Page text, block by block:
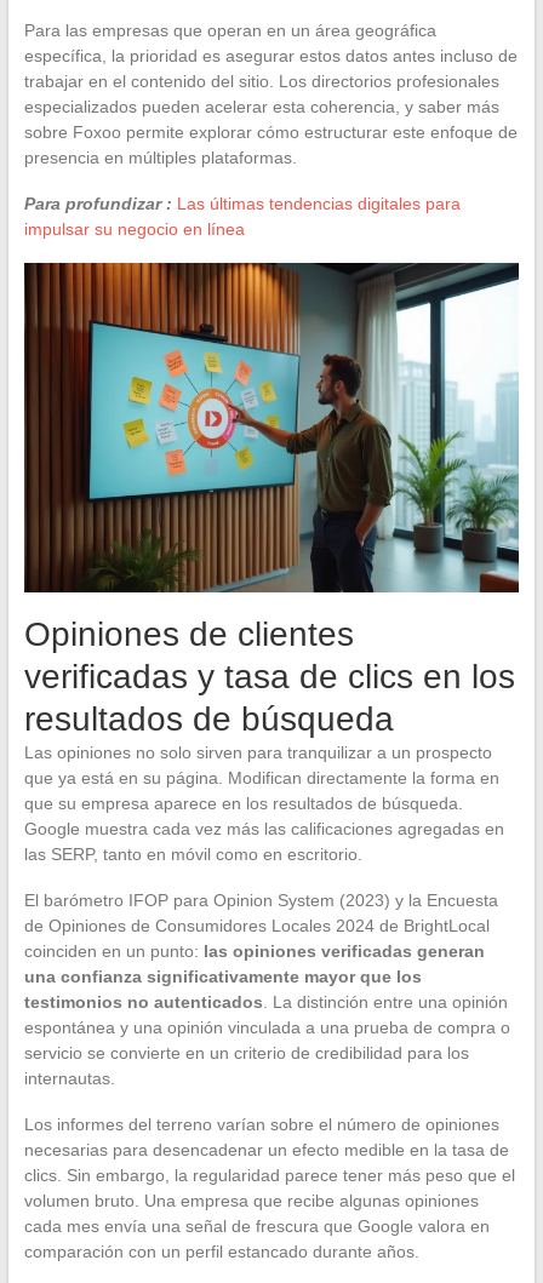
Para las empresas que operan en un área geográfica
específica, la prioridad es asegurar estos datos antes incluso de
trabajar en el contenido del sitio. Los directorios profesionales
especializados pueden acelerar esta coherencia, y saber más
sobre Foxoo permite explorar cómo estructurar este enfoque de
presencia en múltiples plataformas.
Para profundizar : Las últimas tendencias digitales para
impulsar su negocio en línea
Opiniones de clientes
verificadas y tasa de clics en los
resultados de búsqueda
Las opiniones no solo sirven para tranquilizar a un prospecto
que ya está en su página. Modifican directamente la forma en
que su empresa aparece en los resultados de búsqueda.
Google muestra cada vez más las calificaciones agregadas en
las SERP, tanto en móvil como en escritorio.
El barómetro IFOP para Opinion System (2023) y la Encuesta
de Opiniones de Consumidores Locales 2024 de BrightLocal
coinciden en un punto: las opiniones verificadas generan
una confianza significativamente mayor que los
testimonios no autenticados. La distinción entre una opinión
espontánea y una opinión vinculada a una prueba de compra o
servicio se convierte en un criterio de credibilidad para los
internautas.
Los informes del terreno varían sobre el número de opiniones
necesarias para desencadenar un efecto medible en la tasa de
clics. Sin embargo, la regularidad parece tener más peso que el
volumen bruto. Una empresa que recibe algunas opiniones
cada mes envía una señal de frescura que Google valora en
comparación con un perfil estancado durante años.